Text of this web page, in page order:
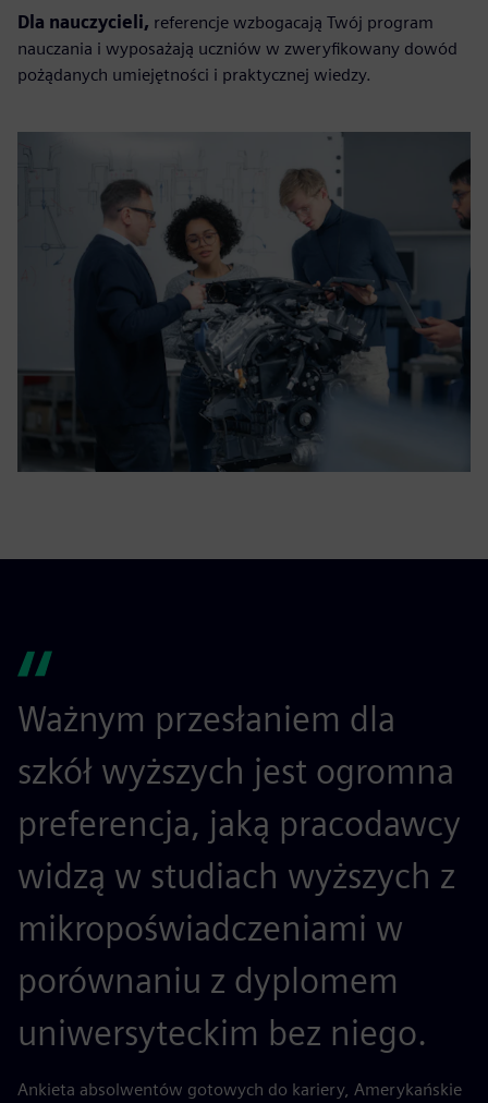
Dla nauczycieli, referencje wzbogacają Twój program
nauczania i wyposażają uczniów w zweryfikowany dowód
pożądanych umiejętności i praktycznej wiedzy.
Ważnym przesłaniem dla
szkół wyższych jest ogromna
preferencja, jaką pracodawcy
widzą w studiach wyższych z
mikropoświadczeniami w
porównaniu z dyplomem
uniwersyteckim bez niego.
Ankieta absolwentów gotowych do kariery, Amerykańskie